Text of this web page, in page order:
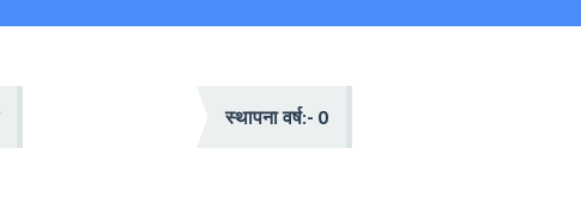
स्थापना वर्ष:- 0